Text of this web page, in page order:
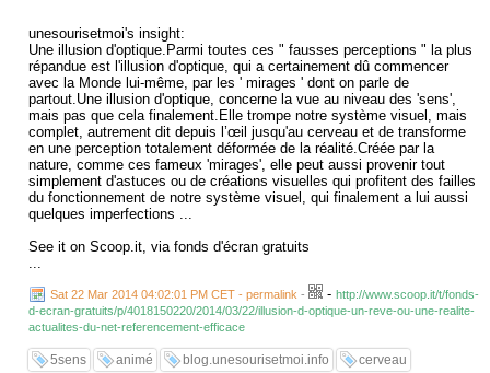
unesourisetmoi's insight:
Une illusion d'optique.Parmi toutes ces " fausses perceptions " la plus
répandue est l'illusion d'optique, qui a certainement dû commencer
avec la Monde lui-même, par les ' mirages ' dont on parle de
partout.Une illusion d'optique, concerne la vue au niveau des 'sens',
mais pas que cela finalement.Elle trompe notre système visuel, mais
complet, autrement dit depuis l’œil jusqu'au cerveau et de transforme
en une perception totalement déformée de la réalité.Créée par la
nature, comme ces fameux 'mirages', elle peut aussi provenir tout
simplement d'astuces ou de créations visuelles qui profitent des failles
du fonctionnement de notre système visuel, qui finalement a lui aussi
quelques imperfections ...
See it on Scoop.it, via fonds d'écran gratuits
...
Sat 22 Mar 2014 04:02:01 PM CET - permalink - - http://www.scoop.it/t/fonds-
d-ecran-gratuits/p/4018150220/2014/03/22/illusion-d-optique-un-reve-ou-une-realite-
actualites-du-net-referencement-efficace
5sens animé blog.unesourisetmoi.info
cerveau